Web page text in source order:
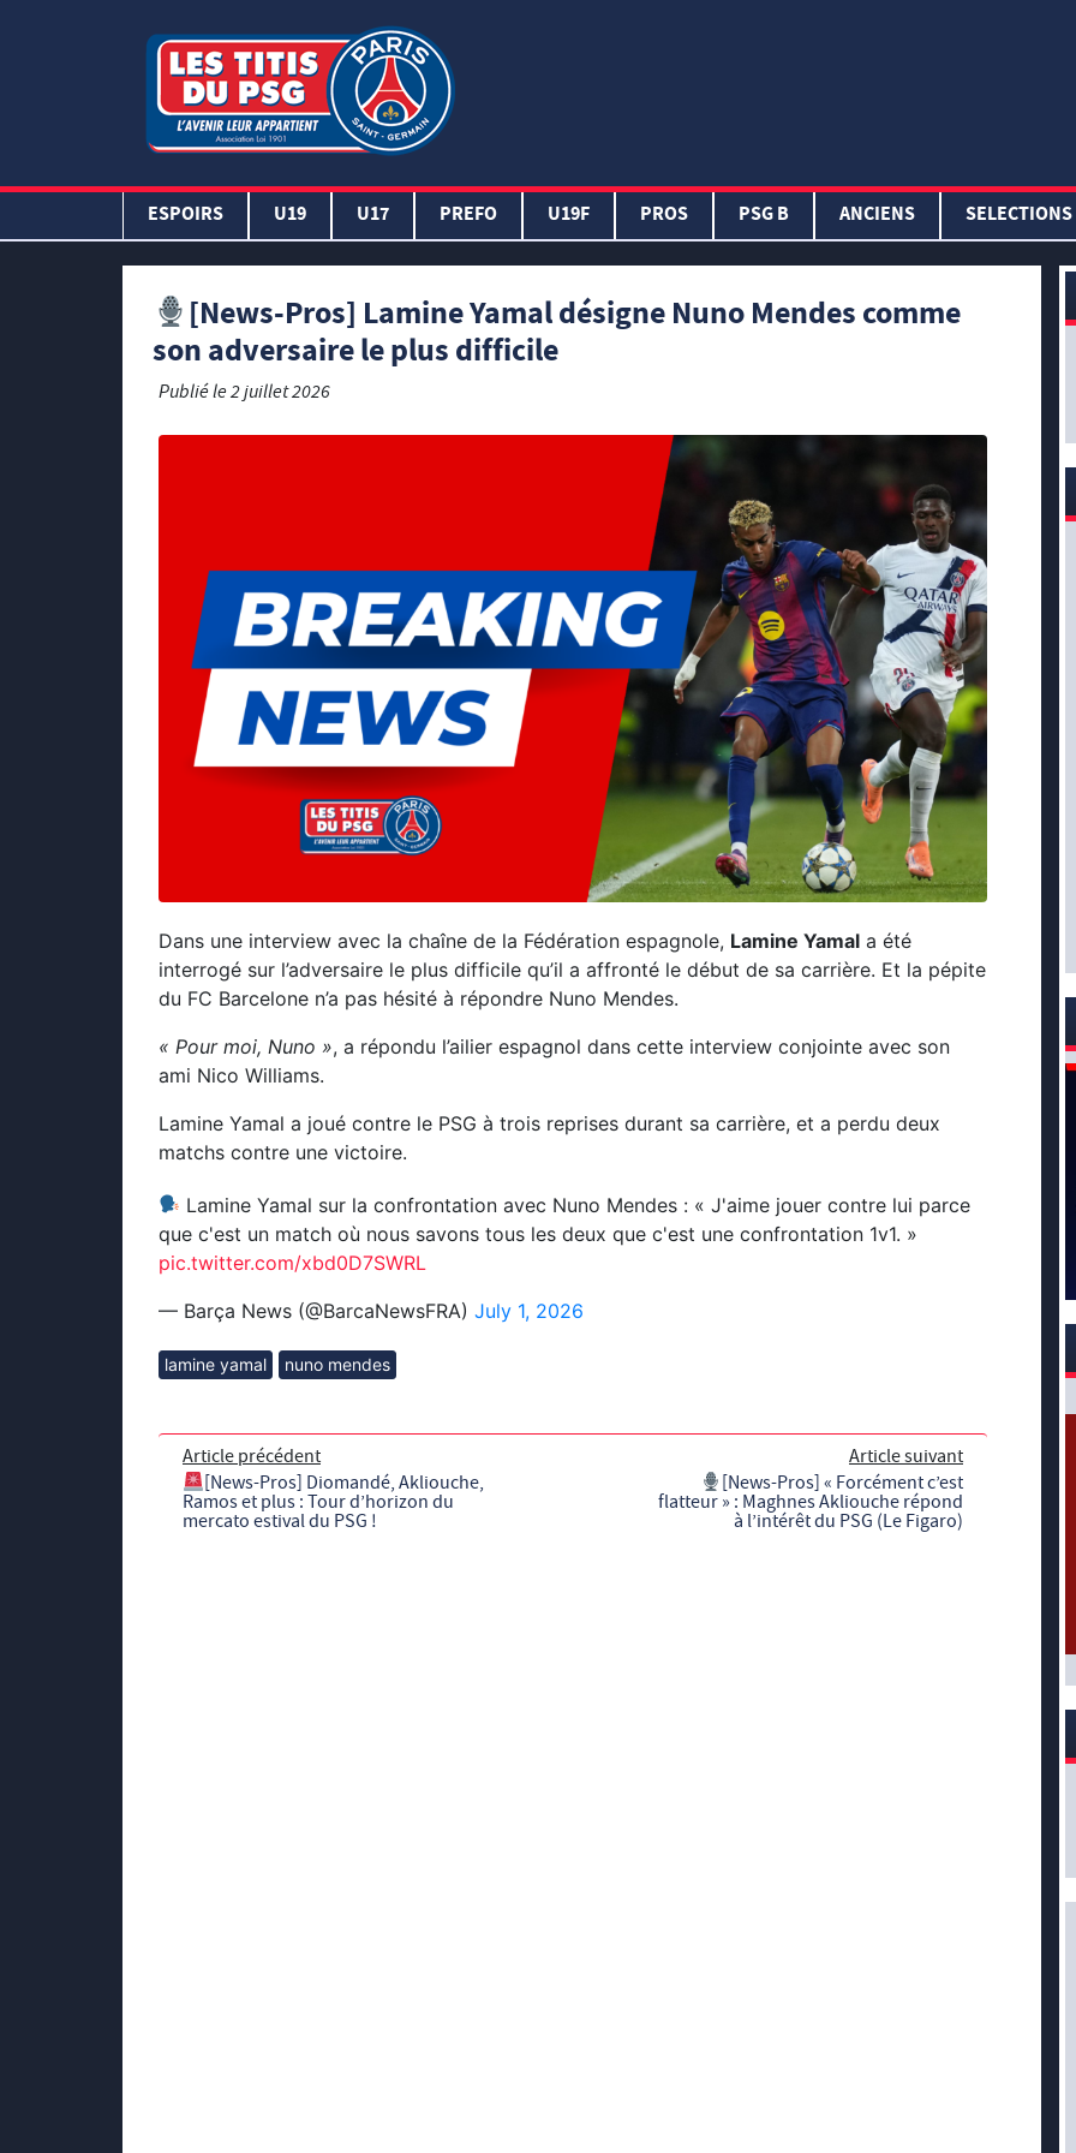
ESPOIRS U19 U17 PREFO U19F PROS PSG B ANCIENS SELECTIONS
[News-Pros] Lamine Yamal désigne Nuno Mendes comme
son adversaire le plus difficile
Publié le2 juillet 2026
Dans une interview avec la chaîne de la Fédération espagnole, Lamine Yamal a été
interrogé sur l’adversaire le plus difficile qu’il a affronté le début de sa carrière. Et la pépite
du FC Barcelone n’a pas hésité à répondre Nuno Mendes.
« Pour moi, Nuno », a répondu l’ailier espagnol dans cette interview conjointe avec son
ami Nico Williams.
Lamine Yamal a joué contre le PSG à trois reprises durant sa carrière, et a perdu deux
matchs contre une victoire.
Lamine Yamal sur la confrontation avec Nuno Mendes : « J'aime jouer contre lui parce
que c'est un match où nous savons tous les deux que c'est une confrontation 1v1. »
pic.twitter.com/xbd0D7SWRL
— Barça News (@BarcaNewsFRA) July 1, 2026
lamine yamal nuno mendes
Article précédent
[News-Pros] Diomandé, Akliouche,
Ramos et plus : Tour d’horizon du
mercato estival du PSG !
Article suivant
[News-Pros] « Forcément c’est
flatteur » : Maghnes Akliouche répond
à l’intérêt du PSG (Le Figaro)